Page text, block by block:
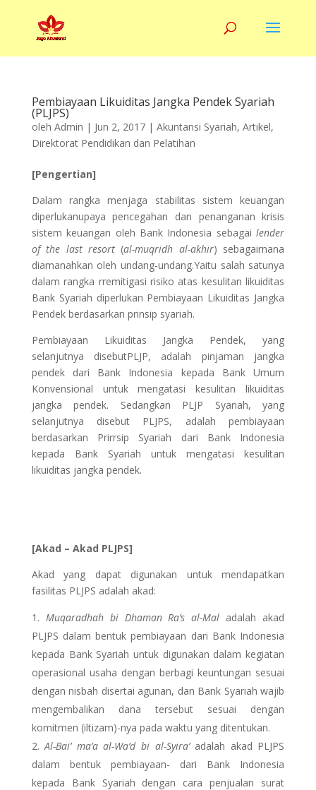
Pembiayaan Likuiditas Jangka Pendek Syariah
(PLJPS)
oleh Admin | Jun 2, 2017| Akuntansi Syariah, Artikel,
Direktorat Pendidikan dan Pelatihan
[Pengertian]
Dalam rangka menjaga stabilitas sistem keuangan
diperlukanupaya pencegahan dan penanganan krisis
sistem keuangan oleh Bank Indonesia sebagailender
of the last resort (al-muqridh al-akhir) sebagairnana
diamanahkan oleh undang-undang.Yaitu salah satunya
dalam rangka rremitigasi risiko atas kesulitan likuiditas
Bank Syariah diperlukan Pembiayaan Likuiditas Jangka
Pendek berdasarkan prinsip syariah.
Pembiayaan Likuiditas Jangka Pendek, yang
selanjutnya disebutPLJP, adalah pinjaman jangka
pendek dari Bank Indonesia kepada Bank Umum
Konvensional untuk mengatasi kesulitan likuiditas
jangka pendek. Sedangkan PLJP Syariah, yang
selanjutnya disebut PLJPS, adalah pembiayaan
berdasarkan Prirrsip Syariah dari Bank Indonesia
kepada Bank Syariah untuk mengatasi kesulitan
likuiditas jangka pendek.
[Akad – Akad PLJPS]
Akad yang dapat digunakan untuk mendapatkan
fasilitas PLJPS adalah akad:
Muqaradhah bi Dhaman Ra’s al-Mal adalah akad
PLJPS dalam bentuk pembiayaan dari Bank Indonesia
kepada Bank Syariah untuk digunakan dalam kegiatan
operasional usaha dengan berbagi keuntungan sesuai
dengan nisbah disertai agunan, dan Bank Syariah wajib
mengembalikan dana tersebut sesuai dengan
komitmen (iltizam)-nya pada waktu yang ditentukan.
Al-Bai’ ma’a al-Wa’d bi al-Syira’adalah akad PLJPS
dalam bentuk pembiayaan- dari Bank Indonesia
kepada Bank Syariah dengan cara penjualan surat